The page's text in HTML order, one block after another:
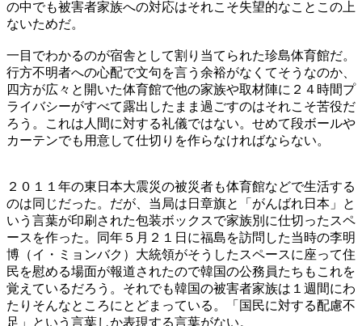
の中でも被害者家族への対応はそれこそ失望的なことこの上
ないためだ。
一目でわかるのが宿舎として割り当てられた珍島体育館だ。
行方不明者への心配で文句を言う余裕がなくてそうなのか、
四方が広々と開いた体育館で他の家族や取材陣に２４時間プ
ライバシーがすべて露出したまま過ごすのはそれこそ苦役だ
ろう。これは人間に対する礼儀ではない。せめて段ボールや
カーテンでも用意して仕切りを作らなければならない。
２０１１年の東日本大震災の被災者も体育館などで生活する
のは同じだった。だが、当局は日章旗と「がんばれ日本」と
いう言葉が印刷された包装ボックスで家族別に仕切ったスペ
ースを作った。同年５月２１日に福島を訪問した当時の李明
博（イ・ミョンバク）大統領がそうしたスペースに座って住
民を慰める場面が報道されたので韓国の公務員たちもこれを
覚えているだろう。それでも韓国の被害者家族は１週間にわ
たりそんなところにとどまっている。「国民に対する配慮不
足」という言葉しか表現する言葉がない。